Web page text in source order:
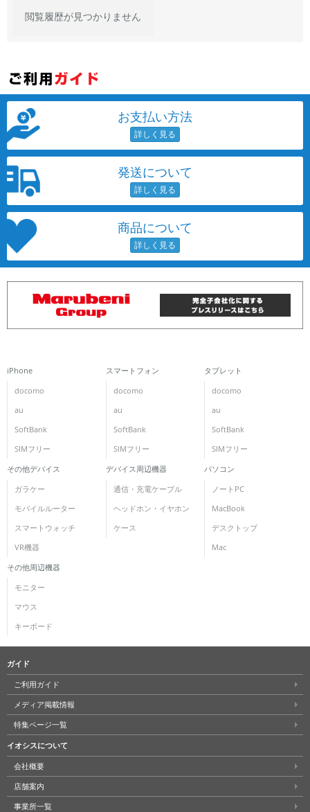
閲覧履歴が見つかりません
お支払い方法
発送について
商品について
iPhone
docomo
au
SoftBank
SIMフリー
スマートフォン
docomo
au
SoftBank
SIMフリー
タブレット
docomo
au
SoftBank
SIMフリー
その他デバイス
ガラケー
モバイルルーター
スマートウォッチ
VR機器
デバイス周辺機器
通信・充電ケーブル
ヘッドホン・イヤホン
ケース
パソコン
ノートPC
MacBook
デスクトップ
Mac
その他周辺機器
モニター
マウス
キーボード
ガイド
ご利用ガイド
メディア掲載情報
特集ページ一覧
イオシスについて
会社概要
店舗案内
事業所一覧